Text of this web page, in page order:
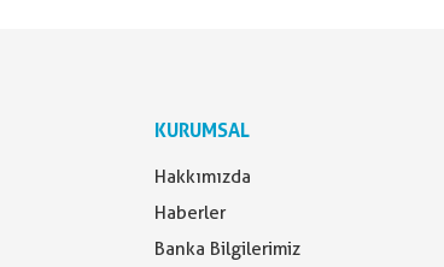
KURUMSAL
Hakkımızda
Haberler
Banka Bilgilerimiz